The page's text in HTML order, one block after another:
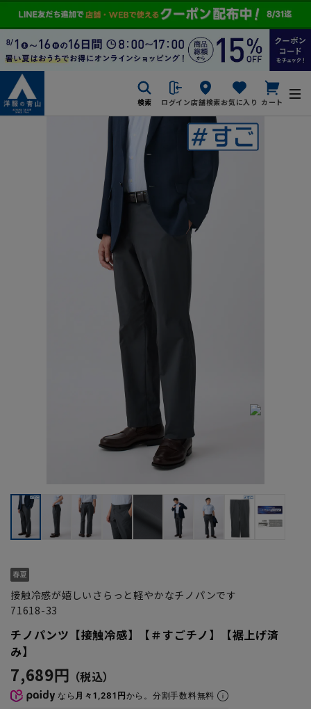
検索 ログイン店舗検索お気に入り カート
接触冷感が嬉しいさらっと軽やかなチノパンです
71618-33
チノパンツ【接触冷感】【＃すごチノ】【裾上げ済
み】
7,689円
なら 月々1,281円から。分割手数料無料